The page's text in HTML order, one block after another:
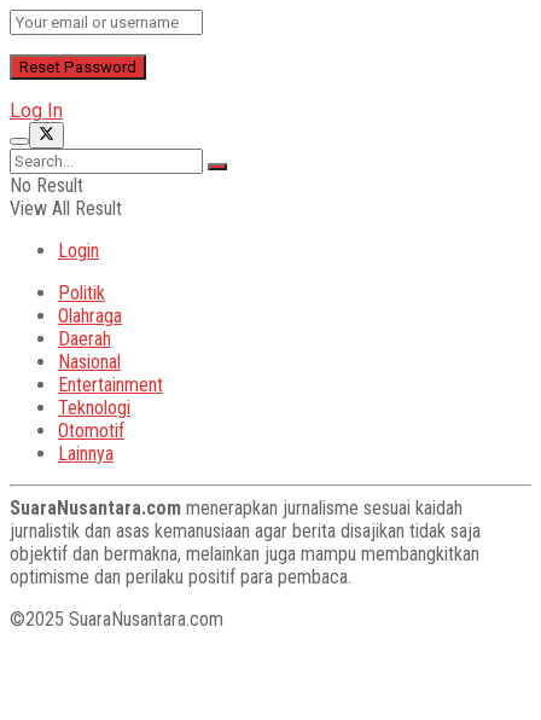
Log In
No Result
View All Result
Login
Politik
Olahraga
Daerah
Nasional
Entertainment
Teknologi
Otomotif
Lainnya
SuaraNusantara.com menerapkan jurnalisme sesuai kaidah
jurnalistik dan asas kemanusiaan agar berita disajikan tidak saja
objektif dan bermakna, melainkan juga mampu membangkitkan
optimisme dan perilaku positif para pembaca.
©2025 SuaraNusantara.com